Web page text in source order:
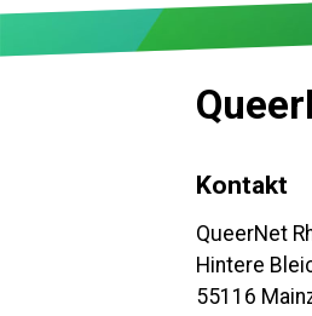
Kontakt
QueerNet
Hintere
55116